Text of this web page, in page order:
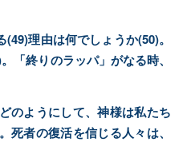
理由は何でしょうか(50)。
「終りのラッパ」がなる時、
のようにして、神様は私たち
者の復活を信じる人々は、